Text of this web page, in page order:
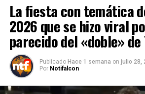
La fiesta con temática
2026 que se hizo viral
parecido del «doble» de
Publicado Hace 1 semana on julio 28,
Por Notifalcon